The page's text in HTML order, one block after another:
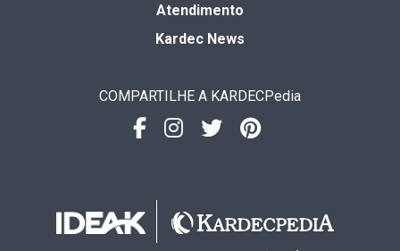
Atendimento
Kardec News
COMPARTILHE A KARDECPedia